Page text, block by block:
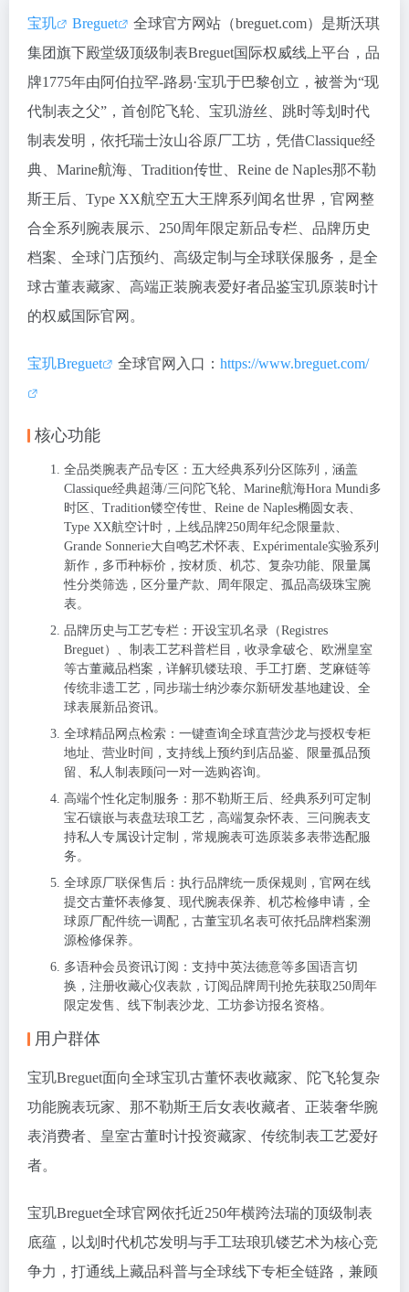
宝玑 Breguet
全球官方网站（breguet.com）是斯沃琪
集团旗下殿堂级顶级制表Breguet国际权威线上平台，品
牌1775年由阿伯拉罕-路易·宝玑于巴黎创立，被誉为“现
代制表之父”，首创陀飞轮、宝玑游丝、跳时等划时代
制表发明，依托瑞士汝山谷原厂工坊，凭借Classique经
典、Marine航海、Tradition传世、Reine de Naples那不勒
斯王后、Type XX航空五大王牌系列闻名世界，官网整
合全系列腕表展示、250周年限定新品专栏、品牌历史
档案、全球门店预约、高级定制与全球联保服务，是全
球古董表藏家、高端正装腕表爱好者品鉴宝玑原装时计
的权威国际官网。
宝玑Breguet 全球官网入口： https://www.breguet.com/
核心功能
全品类腕表产品专区：五大经典系列分区陈列，涵盖
Classique经典超薄/三问陀飞轮、Marine航海Hora Mundi多
时区、Tradition镂空传世、Reine de Naples椭圆女表、
Type XX航空计时，上线品牌250周年纪念限量款、
Grande Sonnerie大自鸣艺术怀表、Expérimentale实验系列
新作，多币种标价，按材质、机芯、复杂功能、限量属
性分类筛选，区分量产款、周年限定、孤品高级珠宝腕
表。
品牌历史与工艺专栏：开设宝玑名录（Registres
Breguet）、制表工艺科普栏目，收录拿破仑、欧洲皇室
等古董藏品档案，详解玑镂珐琅、手工打磨、芝麻链等
传统非遗工艺，同步瑞士纳沙泰尔新研发基地建设、全
球表展新品资讯。
全球精品网点检索：一键查询全球直营沙龙与授权专柜
地址、营业时间，支持线上预约到店品鉴、限量孤品预
留、私人制表顾问一对一选购咨询。
高端个性化定制服务：那不勒斯王后、经典系列可定制
宝石镶嵌与表盘珐琅工艺，高端复杂怀表、三问腕表支
持私人专属设计定制，常规腕表可选原装多表带选配服
务。
全球原厂联保售后：执行品牌统一质保规则，官网在线
提交古董怀表修复、现代腕表保养、机芯检修申请，全
球原厂配件统一调配，古董宝玑名表可依托品牌档案溯
源检修保养。
多语种会员资讯订阅：支持中英法德意等多国语言切
换，注册收藏心仪表款，订阅品牌周刊抢先获取250周年
限定发售、线下制表沙龙、工坊参访报名资格。
用户群体
宝玑Breguet面向全球宝玑古董怀表收藏家、陀飞轮复杂
功能腕表玩家、那不勒斯王后女表收藏者、正装奢华腕
表消费者、皇室古董时计投资藏家、传统制表工艺爱好
者。
宝玑Breguet全球官网依托近250年横跨法瑞的顶级制表
底蕴，以划时代机芯发明与手工珐琅玑镂艺术为核心竞
争力，打通线上藏品科普与全球线下专柜全链路，兼顾